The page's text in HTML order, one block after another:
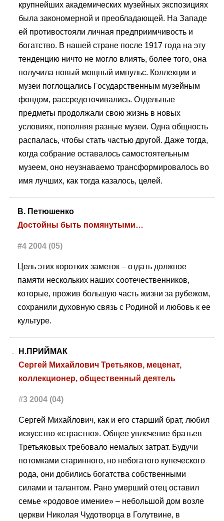
крупнейших академических музейных экспозициях
была закономерной и преобладающей. На Западе
ей противостояли личная предприимчивость и
богатство. В нашей стране после 1917 года на эту
тенденцию ничто не могло влиять, более того, она
получила новый мощный импульс. Коллекции и
музеи поглощались Государственным музейным
фондом, рассредоточивались. Отдельные
предметы продолжали свою жизнь в новых
условиях, пополняя разные музеи. Одна общность
распалась, чтобы стать частью другой. Даже тогда,
когда собрание оставалось самостоятельным
музеем, оно неузнаваемо трансформировалось во
имя лучших, как тогда казалось, целей.
В. Петюшенко
Достойны быть помянутыми…
#4 2004 (05)
Цель этих коротких заметок – отдать должное
памяти нескольких наших соотечественников,
которые, прожив большую часть жизни за рубежом,
сохранили духовную связь с Родиной и любовь к ее
культуре.
Н.ПРИЙМАК
Сергей Михайлович Третьяков, меценат,
коллекционер, общественный деятель
#3 2004 (04)
Сергей Михайлович, как и его старший брат, любил
искусство «страстно». Общее увлечение братьев
Третьяковых требовало немалых затрат. Будучи
потомками старинного, но небогатого купеческого
рода, они добились богатства собственными
силами и талантом. Рано умерший отец оставил
семье «родовое имение» – небольшой дом возле
церкви Николая Чудотворца в Голутвине, в